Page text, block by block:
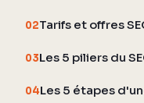
02Tarifs et offres
03Les 5 piliers du
04Les 5 étapes